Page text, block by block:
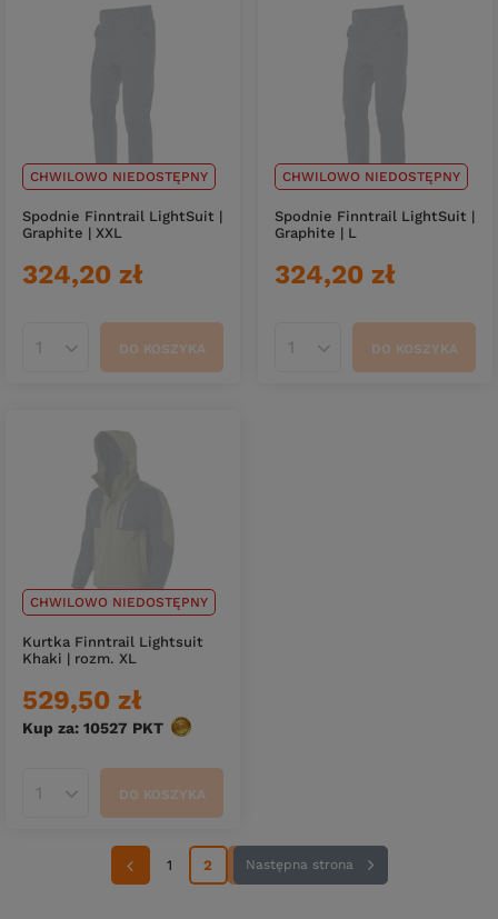
CHWILOWO NIEDOSTĘPNY
Spodnie Finntrail LightSuit |
Graphite | XXL
324,20 zł
Ilość produktówDO KOSZYKA
CHWILOWO NIEDOSTĘPNY
Spodnie Finntrail LightSuit |
Graphite | L
324,20 zł
Ilość produktówDO KOSZYKA
CHWILOWO NIEDOSTĘPNY
Kurtka Finntrail Lightsuit
Khaki | rozm. XL
529,50 zł
Kup za: 10527 PKT punktów
Ilość produktówDO KOSZYKA
1 2 Następna strona